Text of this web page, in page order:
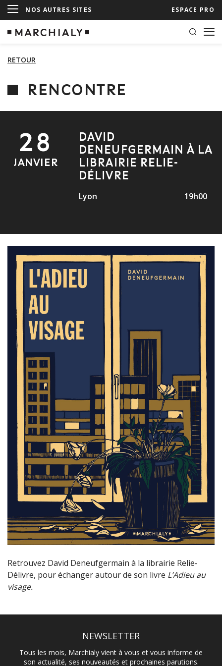
NOS AUTRES SITES ESPACE PRO
RETOUR
RENCONTRE
28
JANVIER
DAVID
DENEUFGERMAIN À LA
LIBRAIRIE RELIE-
DÉLIVRE
Lyon 19h00
Retrouvez David Deneufgermain à la librairie Relie-
Délivre, pour échanger autour de son livre L’Adieu au
visage.
NEWSLETTER
Tous les mois, Marchialy vient à vous et vous informe de
son actualité, ses nouveautés et prochaines parutions.